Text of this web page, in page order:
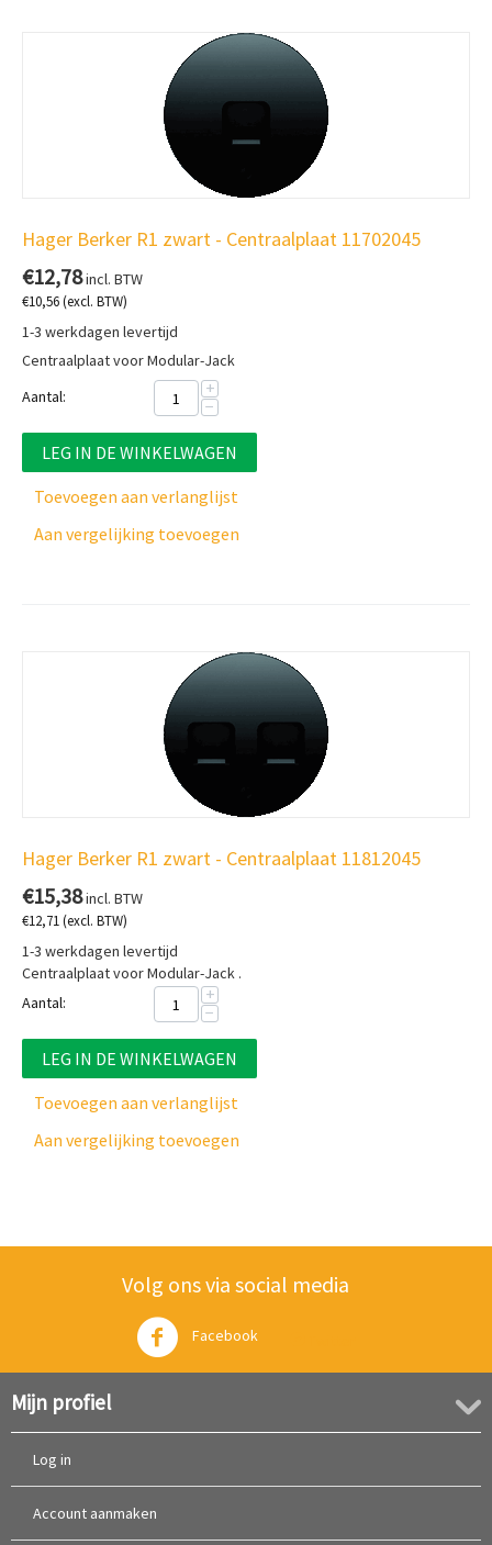
Hager Berker R1 zwart - Centraalplaat 11702045
€12,78incl. BTW
€10,56(excl. BTW)
1-3 werkdagen levertijd
Centraalplaat voor Modular-Jack
Aantal:
+
−
LEG IN DE WINKELWAGEN
Toevoegen aan verlanglijst
Aan vergelijking toevoegen
Hager Berker R1 zwart - Centraalplaat 11812045
€15,38incl. BTW
€12,71(excl. BTW)
1-3 werkdagen levertijd
Centraalplaat voor Modular-Jack .
Aantal:
+
−
LEG IN DE WINKELWAGEN
Toevoegen aan verlanglijst
Aan vergelijking toevoegen
Volg ons via social media
Facebook
Mijn profiel
Log in
Account aanmaken